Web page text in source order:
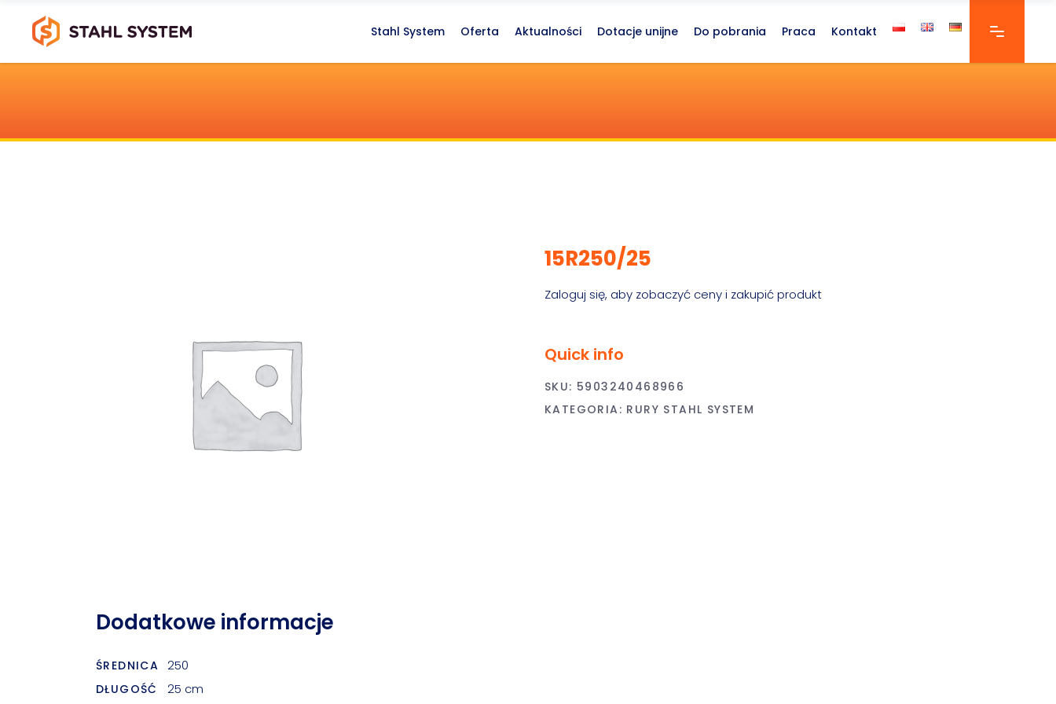
Stahl System Oferta Aktualności Dotacje unijne Do pobrania Praca Kontakt
15R250/25
Zaloguj się, aby zobaczyć ceny i zakupić produkt
Quick info
SKU: 5903240468966
KATEGORIA: RURY STAHL SYSTEM
Dodatkowe informacje
ŚREDNICA 250
DŁUGOŚĆ 25 cm